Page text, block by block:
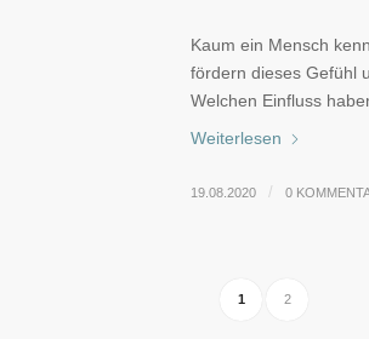
Kaum ein Mensch
fördern dieses Gefühl
Welchen Einfluss
Weiterlesen
19.08.2020 / 0
1 2